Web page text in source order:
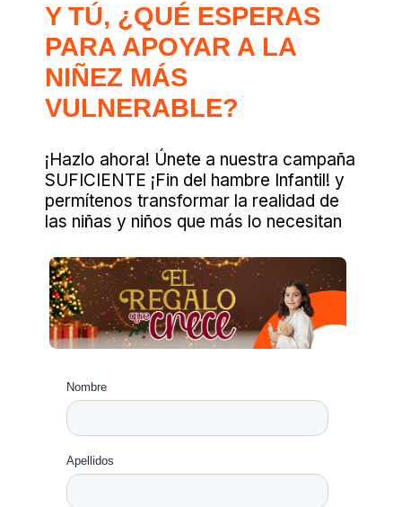
Y TÚ, ¿QUÉ ESPERAS
PARA APOYAR A LA
NIÑEZ MÁS
VULNERABLE?
¡Hazlo ahora! Únete a nuestra campaña
SUFICIENTE ¡Fin del hambre Infantil! y
permítenos transformar la realidad de
las niñas y niños que más lo necesitan